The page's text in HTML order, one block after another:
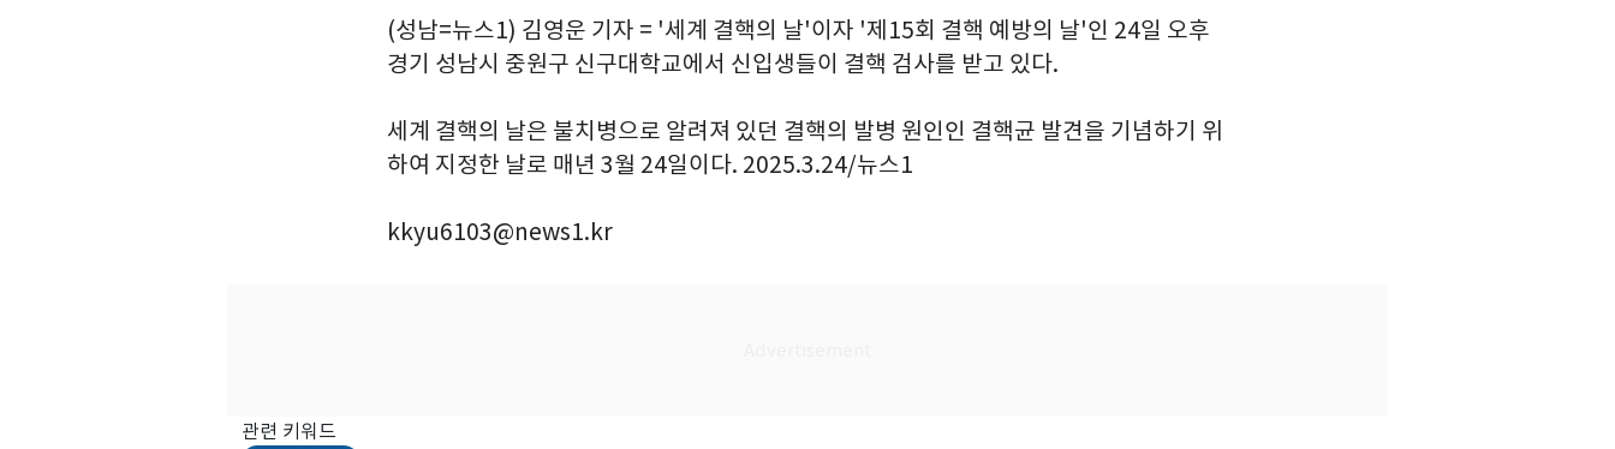
(성남=뉴스1) 김영운 기자 = '세계 결핵의 날'이자 '제15회 결핵 예방의 날'인 24일 오후
경기 성남시 중원구 신구대학교에서 신입생들이 결핵 검사를 받고 있다.
세계 결핵의 날은 불치병으로 알려져 있던 결핵의 발병 원인인 결핵균 발견을 기념하기 위
하여 지정한 날로 매년 3월 24일이다. 2025.3.24/뉴스1
kkyu6103@news1.kr
관련 키워드